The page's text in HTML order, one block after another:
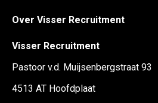
Over Visser Recruitment
Visser Recruitment
Pastoor v.d. Muijsenbergstraat 93
4513 AT Hoofdplaat